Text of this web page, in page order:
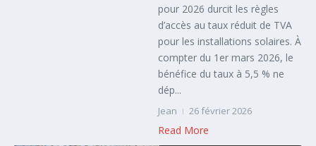
pour 2026 durcit les règles
d’accès au taux réduit de TVA
pour les installations solaires. À
compter du 1er mars 2026, le
bénéfice du taux à 5,5 % ne
dép...
Jean 26 février 2026
Read More